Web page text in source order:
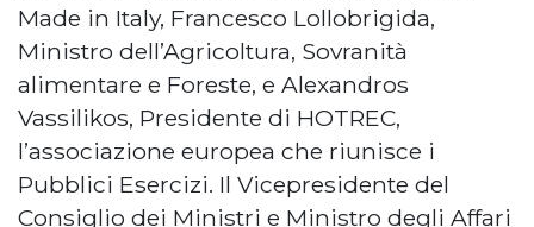
Made in Italy, Francesco Lollobrigida,
Ministro dell’Agricoltura, Sovranità
alimentare e Foreste, e Alexandros
Vassilikos, Presidente di HOTREC,
l’associazione europea che riunisce i
Pubblici Esercizi. Il Vicepresidente del
Consiglio dei Ministri e Ministro degli Affari